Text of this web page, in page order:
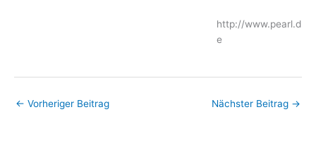
http://www.pearl.d
e
← Vorheriger Beitrag Nächster Beitrag →